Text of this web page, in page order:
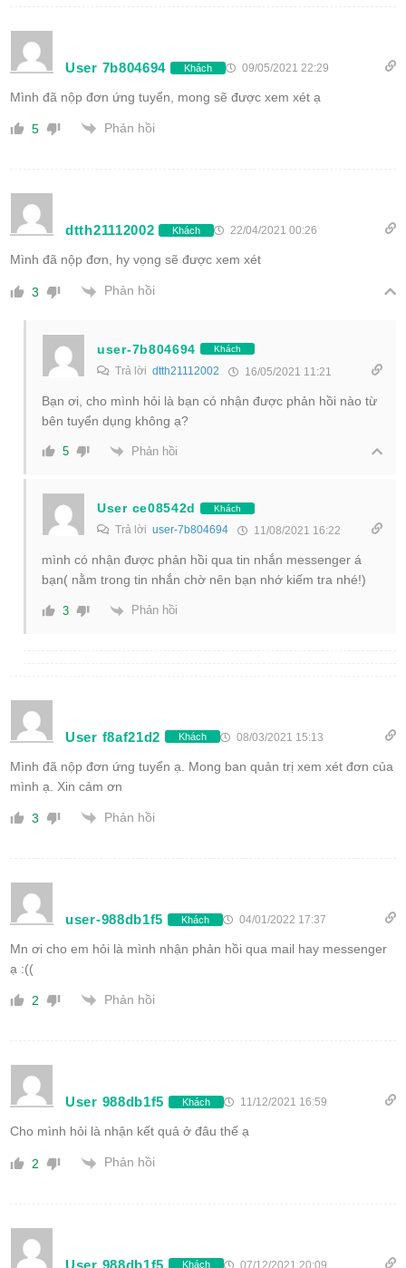
User 7b804694 Khách 09/05/2021 22:29
Mình đã nộp đơn ứng tuyển, mong sẽ được xem xét ạ
5 Phản hồi
dtth21112002 Khách 22/04/2021 00:26
Mình đã nộp đơn, hy vọng sẽ được xem xét
3 Phản hồi
user-7b804694 Khách
Trả lời dtth21112002 16/05/2021 11:21
Bạn ơi, cho mình hỏi là bạn có nhận được phản hồi nào từ
bên tuyển dụng không ạ?
5 Phản hồi
User ce08542d Khách
Trả lời user-7b804694 11/08/2021 16:22
mình có nhận được phản hồi qua tin nhắn messenger á
bạn( nằm trong tin nhắn chờ nên bạn nhớ kiếm tra nhé!)
3 Phản hồi
User f8af21d2 Khách 08/03/2021 15:13
Mình đã nộp đơn ứng tuyển ạ. Mong ban quản trị xem xét đơn của
mình ạ. Xin cảm ơn
3 Phản hồi
user-988db1f5 Khách 04/01/2022 17:37
Mn ơi cho em hỏi là mình nhận phản hồi qua mail hay messenger
ạ :((
2 Phản hồi
User 988db1f5 Khách 11/12/2021 16:59
Cho mình hỏi là nhận kết quả ở đâu thế ạ
2 Phản hồi
User 988db1f5 Khách 07/12/2021 20:09